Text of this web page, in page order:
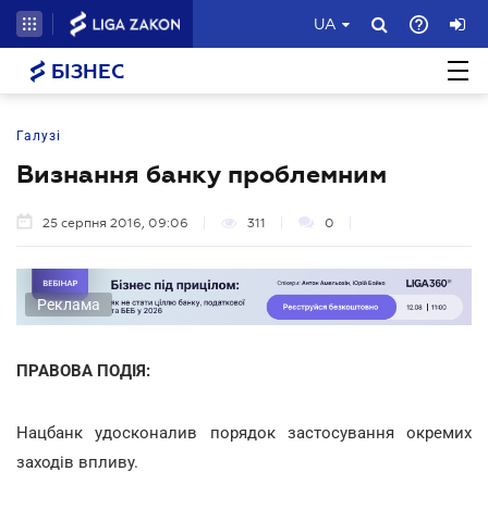
UA
БІЗНЕС
Галузі
Визнання банку проблемним
25 серпня 2016, 09:06 311 0
Реклама
ПРАВОВА ПОДІЯ:
Нацбанк удосконалив порядок застосування окремих
заходів впливу.